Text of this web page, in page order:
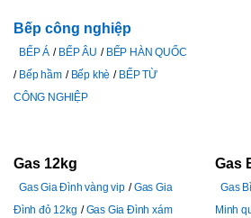
Bếp công nghiệp
BẾP Á BẾP ÂU
BẾP HÀN QUỐC
Bếp hầm
Bếp khè
BẾP TỪ
CÔNG NGHIỆP
Gas 12kg
Gas Gia Đình vàng vip
Gas Gia
Đình đỏ 12kg
Gas Gia Đình xám
Gas
Gas
Minh